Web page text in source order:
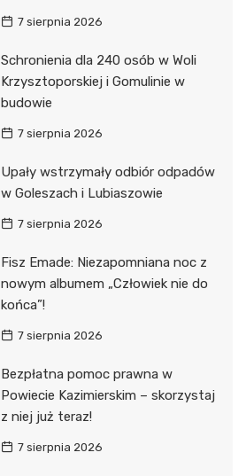
7 sierpnia 2026
Schronienia dla 240 osób w Woli
Krzysztoporskiej i Gomulinie w
budowie
7 sierpnia 2026
Upały wstrzymały odbiór odpadów
w Goleszach i Lubiaszowie
7 sierpnia 2026
Fisz Emade: Niezapomniana noc z
nowym albumem „Człowiek nie do
końca”!
7 sierpnia 2026
Bezpłatna pomoc prawna w
Powiecie Kazimierskim – skorzystaj
z niej już teraz!
7 sierpnia 2026